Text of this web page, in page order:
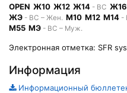
OPEN Ж10 Ж12 Ж14 - ВС Ж16
ЖЭ - ВС – Жен. М10 М12 М14 -
М55 МЭ - ВС – Муж.
Электронная отметка: SFR
Информация
Информационный